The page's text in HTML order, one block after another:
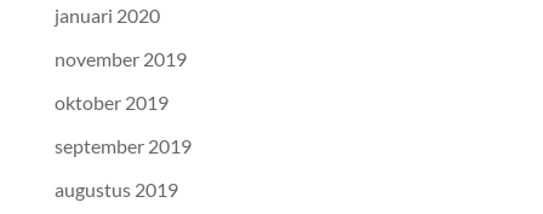
januari 2020
november 2019
oktober 2019
september 2019
augustus 2019